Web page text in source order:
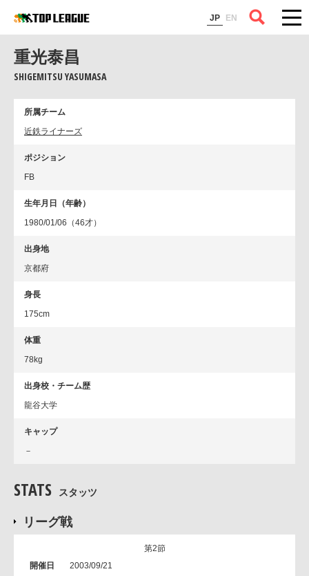
JP EN
コラム
重光泰昌
SHIGEMITSU YASUMASA
所属チーム
近鉄ライナーズ
ポジション
FB
生年月日（年齢）
1980/01/06（46才）
出身地
京都府
身長
175cm
体重
78kg
出身校・チーム歴
龍谷大学
キャップ
－
STATS スタッツ
リーグ戦
第2節
2003/09/21